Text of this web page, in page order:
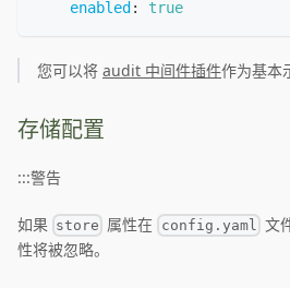
enabled : true
您可以将 audit 中间件插件作为基本
存储配置
:::警告
如果 store 属性在 config.yaml 文
性将被忽略。